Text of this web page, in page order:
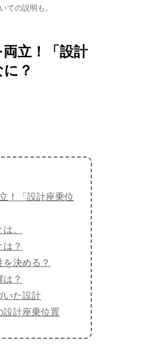
ての説明も。
立！「設計
？
！「設計座乗位
。
？
を決める？
？
いた設計
設計座乗位置